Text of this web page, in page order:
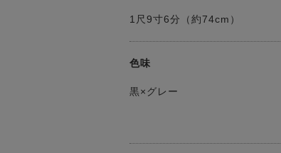
1尺9寸6分（約74cm）
色味
黒×グレー